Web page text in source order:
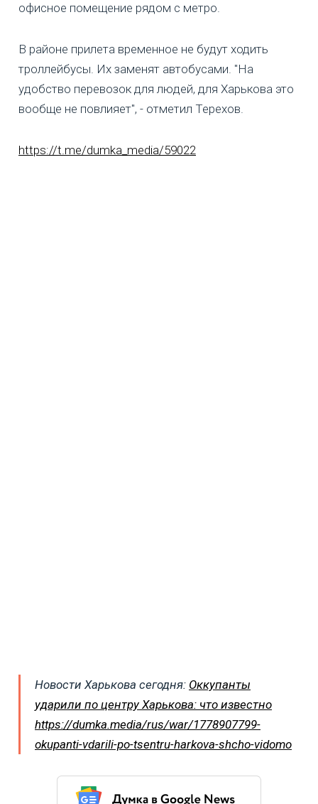
офисное помещение рядом с метро.
В районе прилета временное не будут ходить
троллейбусы. Их заменят автобусами. "На
удобство перевозок для людей, для Харькова это
вообще не повлияет", - отметил Терехов.
https://t.me/dumka_media/59022
Новости Харькова сегодня: Оккупанты
ударили по центру Харькова: что известно
https://dumka.media/rus/war/1778907799-
okupanti-vdarili-po-tsentru-harkova-shcho-vidomo